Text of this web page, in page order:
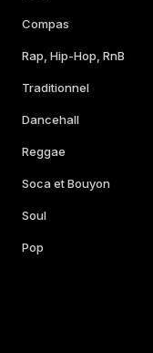
Compas
Rap, Hip-Hop, RnB
Traditionnel
Dancehall
Reggae
Soca et Bouyon
Soul
Pop